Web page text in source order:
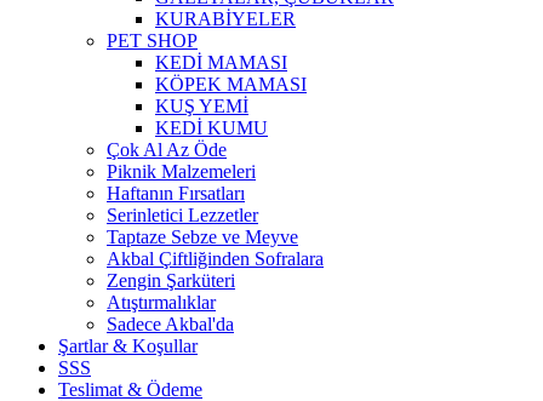
KURABİYELER
PET SHOP
KEDİ MAMASI
KÖPEK MAMASI
KUŞ YEMİ
KEDİ KUMU
Çok Al Az Öde
Piknik Malzemeleri
Haftanın Fırsatları
Serinletici Lezzetler
Taptaze Sebze ve Meyve
Akbal Çiftliğinden Sofralara
Zengin Şarküteri
Atıştırmalıklar
Sadece Akbal'da
Şartlar & Koşullar
SSS
Teslimat & Ödeme